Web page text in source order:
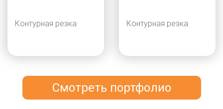
Контурная резка Контурная резка
Смотреть портфолио